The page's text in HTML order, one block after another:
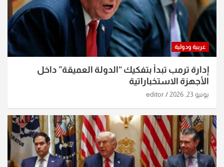
عربية ودولية
إدارة ترمب تبدأ بتفكيك “الدولة العميقة” داخل
الأجهزة الاستخباراتية
يونيو 23, 2026 editor